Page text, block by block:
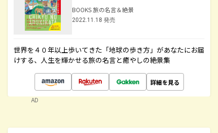
BOOKS 旅の名言＆絶景
2022.11.18 発売
世界を４０年以上歩いてきた「地球の歩き方」があなたにお届
けする、人生を輝かせる旅の名言と癒やしの絶景集
詳細を見る
AD